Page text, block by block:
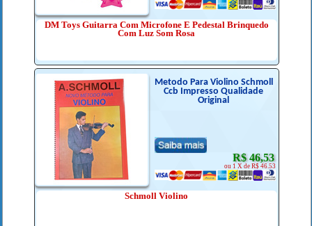
DM Toys Guitarra Com Microfone E Pedestal Brinquedo
Com Luz Som Rosa
Metodo Para Violino Schmoll
Ccb Impresso Qualidade
Original
R$ 46,53
ou 1 X de R$ 46.53
Schmoll Violino